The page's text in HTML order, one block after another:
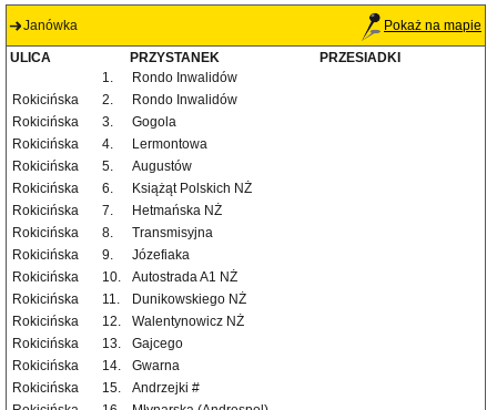
Janówka Pokaż na mapie
ULICA PRZYSTANEK
PRZESIADKI
1.
Rondo Inwalidów
Rokicińska
2.
Rondo Inwalidów
Rokicińska
3.
Gogola
Rokicińska
4.
Lermontowa
Rokicińska
5.
Augustów
Rokicińska
6.
Książąt Polskich NŻ
Rokicińska
7.
Hetmańska NŻ
Rokicińska
8.
Transmisyjna
Rokicińska
9.
Józefiaka
Rokicińska
10.
Autostrada A1 NŻ
Rokicińska
11.
Dunikowskiego NŻ
Rokicińska
12.
Walentynowicz NŻ
Rokicińska
13.
Gajcego
Rokicińska
14.
Gwarna
Rokicińska
15.
Andrzejki #